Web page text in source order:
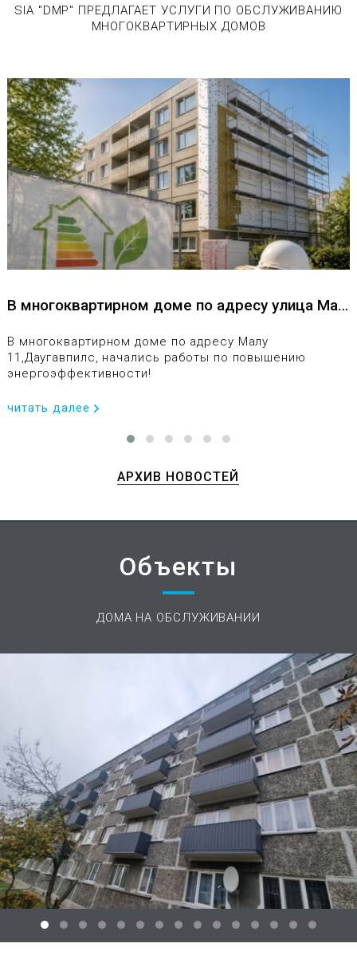
SIA "DMP" ПРЕДЛАГАЕТ УСЛУГИ ПО ОБСЛУЖИВАНИЮ
МНОГОКВАРТИРНЫХ ДОМОВ
В многоквартирном доме по адресу улица Malu
ю энергоэффективности!
В многоквартирном доме по адресу Maлу
11,Даугавпилс, начались работы по повышению
энергоэффективности!
читать далее
АРХИВ НОВОСТЕЙ
Объекты
ДОМА НА ОБСЛУЖИВАНИИ
2.Preču 11
На обслуживании SIA "DMP" с 10.03.2017